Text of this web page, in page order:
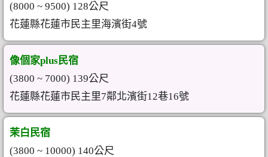
(8000 ~ 9500) 128公尺
花蓮縣花蓮市民主里海濱街4號
像個家plus民宿
(3800 ~ 7000) 139公尺
花蓮縣花蓮市民主里7鄰北濱街12巷16號
茉白民宿
(3800 ~ 10000) 140公尺